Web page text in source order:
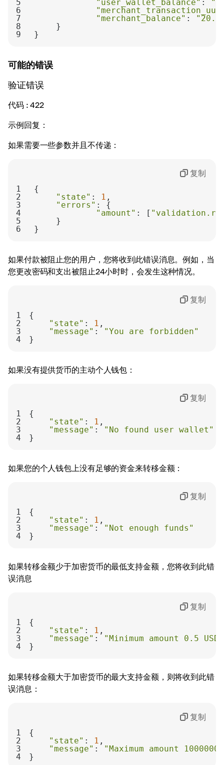
5
"user_wallet_balance" :
6
7
"merchant_balance" :
8
9
}
可能的错误
验证错误
代码: 422
示例回复：
如果需要一些参数并且不传递：
1
2
"state" : 1
3
"errors"
4
"amount" : [
5
6
}
复制
如果付款被阻止您的用户，您将收到此错误消息。例如，当
您更改密码和支出被阻止24小时时，会发生这种情况。
1
2
"state" : 1
3
"message" :
"You are forbidden"
4
}
复制
如果没有提供货币的主动个人钱包：
1
2
"state" : 1
3
"message" :
"No found user wallet"
4
}
复制
如果您的个人钱包上没有足够的资金来转移金额：
1
2
"state" : 1
3
"message" :
"Not enough funds"
4
}
复制
如果转移金额少于加密货币的最低支持金额，您将收到此错
误消息
1
2
"state" : 1
3
"message" :
"Minimum amount 0.5
4
}
复制
如果转移金额大于加密货币的最大支持金额，则将收到此错
误消息：
1
2
"state" : 1
3
"message" :
"Maximum amount
4
}
复制